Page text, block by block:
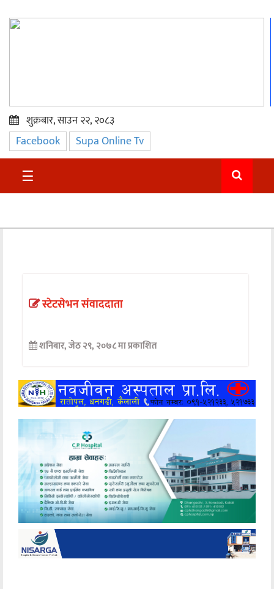
प्रमुख
समाचार
सुदुर
अन्तर्वार्ता
खेलकुद
अन्य
शुक्रबार, साउन २२, २०८३
Facebook Supa Online Tv
☰
स्टेटसेभन संवाददाता
शनिबार, जेठ २९, २०७८ मा प्रकाशित